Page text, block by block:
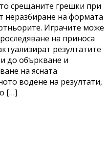
срещаните грешки при
неразбиране на формата
Играчите може
на приноса
резултатите
до объркване и
на ясната
водене на резултати,
[…]